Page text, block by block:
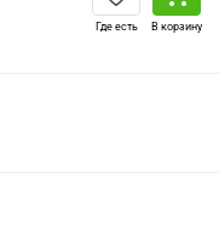
Где есть В корзину